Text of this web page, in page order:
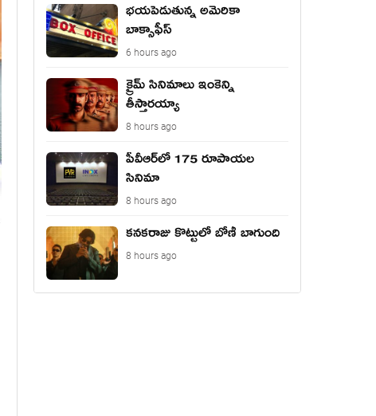
భయపెడుతున్న అమెరికా
బాక్సాఫీస్
6 hours ago
క్రైమ్ సినిమాలు ఇంకెన్ని
తీస్తారయ్యా
8 hours ago
పీవీఆర్‌లో 175 రూపాయల
సినిమా
8 hours ago
కనకరాజు కొట్టులో బోణీ బాగుంది
8 hours ago